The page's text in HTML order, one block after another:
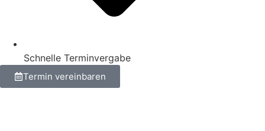
Schnelle Terminvergabe
Termin vereinbaren